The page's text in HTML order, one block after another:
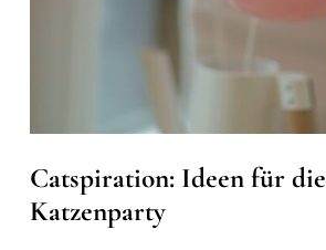
Catspiration: Ideen für die
Katzenparty